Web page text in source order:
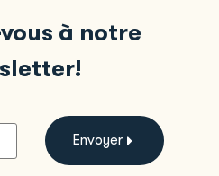
à notre
Envoyer